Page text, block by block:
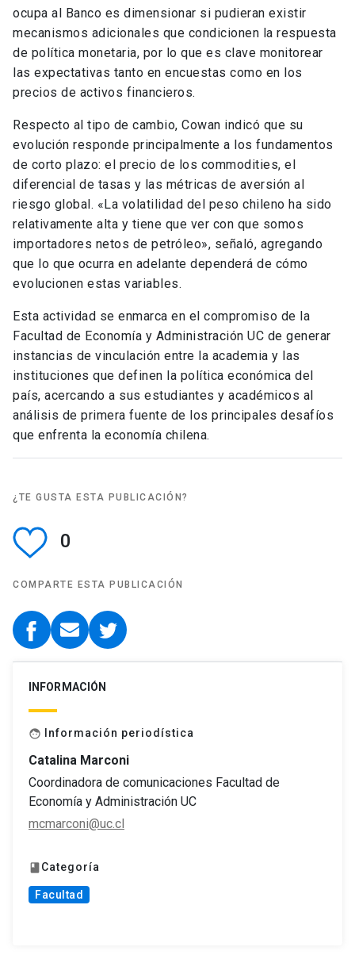
ocupa al Banco es dimensionar si pudieran existir
mecanismos adicionales que condicionen la respuesta
de política monetaria, por lo que es clave monitorear
las expectativas tanto en encuestas como en los
precios de activos financieros.
Respecto al tipo de cambio, Cowan indicó que su
evolución responde principalmente a los fundamentos
de corto plazo: el precio de los commodities, el
diferencial de tasas y las métricas de aversión al
riesgo global. «La volatilidad del peso chileno ha sido
relativamente alta y tiene que ver con que somos
importadores netos de petróleo», señaló, agregando
que lo que ocurra en adelante dependerá de cómo
evolucionen estas variables.
Esta actividad se enmarca en el compromiso de la
Facultad de Economía y Administración UC de generar
instancias de vinculación entre la academia y las
instituciones que definen la política económica del
país, acercando a sus estudiantes y académicos al
análisis de primera fuente de los principales desafíos
que enfrenta la economía chilena.
¿TE GUSTA ESTA PUBLICACIÓN?
0
COMPARTE ESTA PUBLICACIÓN
INFORMACIÓN
face Información periodística
Catalina Marconi
Coordinadora de comunicaciones Facultad de
Economía y Administración UC
mcmarconi@uc.cl
book Categoría
Facultad